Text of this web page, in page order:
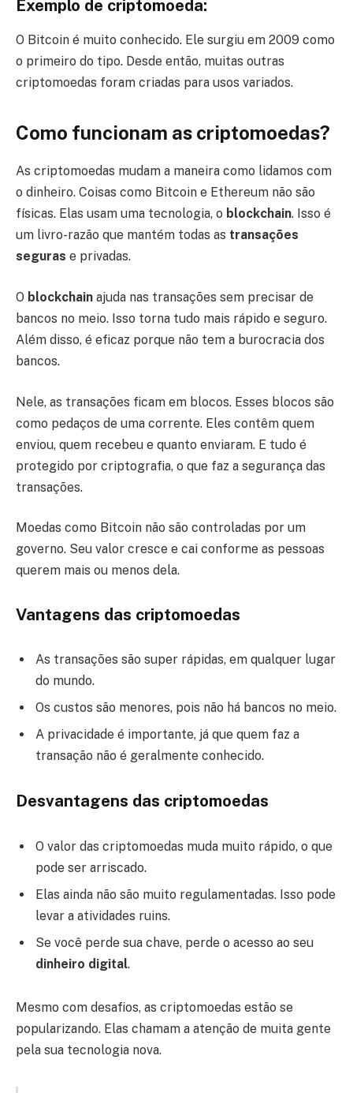
Exemplo de criptomoeda:
O Bitcoin é muito conhecido. Ele surgiu em 2009 como
o primeiro do tipo. Desde então, muitas outras
criptomoedas foram criadas para usos variados.
Como funcionam as criptomoedas?
As criptomoedas mudam a maneira como lidamos com
o dinheiro. Coisas como Bitcoin e Ethereum não são
físicas. Elas usam uma tecnologia, o blockchain. Isso é
um livro-razão que mantém todas as transações
seguras e privadas.
O blockchain ajuda nas transações sem precisar de
bancos no meio. Isso torna tudo mais rápido e seguro.
Além disso, é eficaz porque não tem a burocracia dos
bancos.
Nele, as transações ficam em blocos. Esses blocos são
como pedaços de uma corrente. Eles contêm quem
enviou, quem recebeu e quanto enviaram. E tudo é
protegido por criptografia, o que faz a segurança das
transações.
Moedas como Bitcoin não são controladas por um
governo. Seu valor cresce e cai conforme as pessoas
querem mais ou menos dela.
Vantagens das criptomoedas
As transações são super rápidas, em qualquer lugar
do mundo.
Os custos são menores, pois não há bancos no meio.
A privacidade é importante, já que quem faz a
transação não é geralmente conhecido.
Desvantagens das criptomoedas
O valor das criptomoedas muda muito rápido, o que
pode ser arriscado.
Elas ainda não são muito regulamentadas. Isso pode
levar a atividades ruins.
Se você perde sua chave, perde o acesso ao seu
dinheiro digital.
Mesmo com desafios, as criptomoedas estão se
popularizando. Elas chamam a atenção de muita gente
pela sua tecnologia nova.